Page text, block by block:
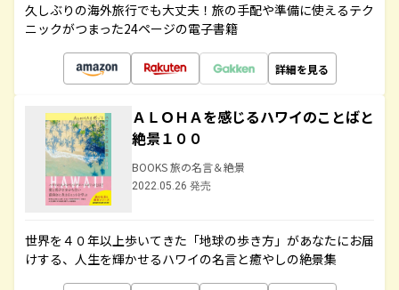
久しぶりの海外旅行でも大丈夫！旅の手配や準備に使えるテク
ニックがつまった24ページの電子書籍
詳細を見る
ＡＬＯＨＡを感じるハワイのことばと
絶景１００
BOOKS 旅の名言＆絶景
2022.05.26 発売
世界を４０年以上歩いてきた「地球の歩き方」があなたにお届
けする、人生を輝かせるハワイの名言と癒やしの絶景集